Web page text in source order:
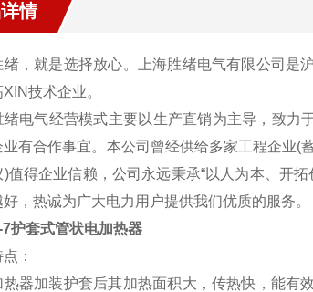
情
绪，就是选择放心。上海胜绪电气有限公司是
技术企业。
绪电气经营模式主要以生产直销为主导，致力
业有合作事宜。本公司曾经供给多家工程企业(
)值得企业信赖，公司永远秉承“以人为本、开
，热诚为广大电力用户提供我们优质的服务。
护套式管状电加热器
：
热器加装护套后其加热面积大，传热快，能有